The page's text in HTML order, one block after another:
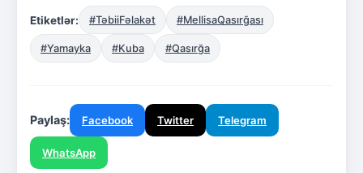
Etiketlər: #TəbiiFəlakət #MellisaQasırğası
#Yamayka #Kuba #Qasırğa
Paylaş: Facebook Twitter Telegram
WhatsApp